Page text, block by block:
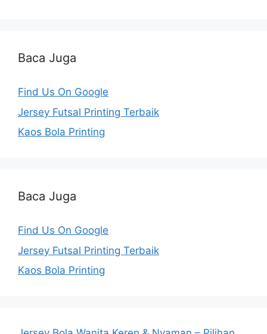
Baca Juga
Find Us On Google
Jersey Futsal Printing Terbaik
Kaos Bola Printing
Baca Juga
Find Us On Google
Jersey Futsal Printing Terbaik
Kaos Bola Printing